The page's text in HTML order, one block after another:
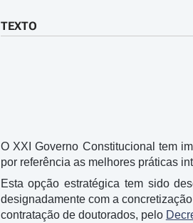
TEXTO
O XXI Governo Constitucional tem
por referência as melhores práticas
Esta opção estratégica tem sido
designadamente com a
contratação de doutorados, pelo